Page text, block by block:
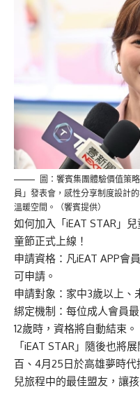
圖：饗賓集團體驗價值策
員」發表會，感性分享制度設計
溫暖空間。（饗賓提供）
如何加入「iEAT STAR」
童節正式上線！
申請資格：凡iEAT APP會
可申請。
申請對象：家中3歲以上、
綁定機制：每位成人會員
12歲時，資格將自動結束。
「iEAT STAR」隨後也將
百、4月25日於高雄夢時
兒旅程中的最佳盟友，讓